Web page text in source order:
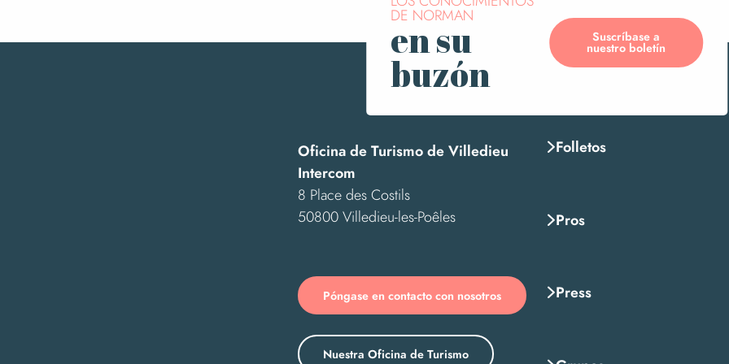
DE NORMAN
en su
buzón
Suscríbase a
nuestro boletín
Oficina de Turismo de Villedieu
Intercom
8 Place des Costils
50800 Villedieu-les-Poêles
Póngase en contacto con nosotros
Nuestra Oficina de Turismo
Folletos
Pros
Press